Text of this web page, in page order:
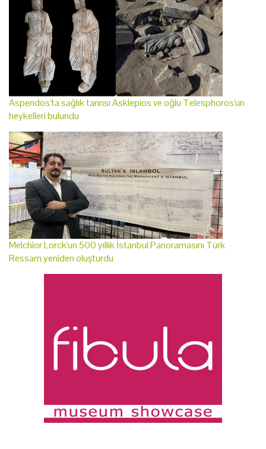
Aspendos'ta sağlık tanrısı Asklepios ve oğlu Telesphoros'un
heykelleri bulundu
Melchior Lorck'un 500 yıllık İstanbul Panoramasını Türk
Ressam yeniden oluşturdu